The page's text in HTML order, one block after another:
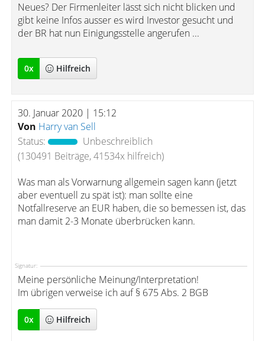
Neues? Der Firmenleiter lässt sich nicht blicken und
gibt keine Infos ausser es wird Investor gesucht und
der BR hat nun Einigungsstelle angerufen ...
0x Hilfreich
30. Januar 2020 | 15:12
Von Harry van Sell
Status:
Unbeschreiblich
(130491 Beiträge, 41534x hilfreich)
Was man als Vorwarnung allgemein sagen kann (jetzt
aber eventuell zu spät ist): man sollte eine
Notfallreserve an EUR haben, die so bemessen ist, das
man damit 2-3 Monate überbrücken kann.
Signatur:
Meine persönliche Meinung/Interpretation!
Im übrigen verweise ich auf § 675 Abs. 2 BGB
0x Hilfreich